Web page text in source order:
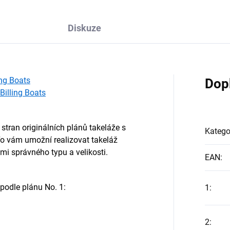
Diskuze
Boats
Boats
originálních plánů takeláže s
vám umožní realizovat takeláž
správného typu a velikosti.
plánu No. 1:
EAN:
1 :
2: